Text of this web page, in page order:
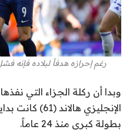
رغم إحرازه هدفاً لبلاده فإنه
وبدا أن ركلة الجزاء التي
الإنجليزي
بطولة كبرى منذ 24 عاماً.